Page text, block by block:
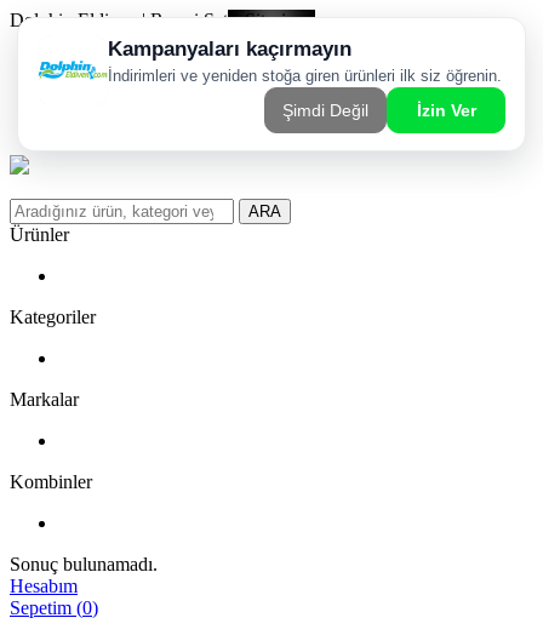
Dolphin Eldiven | Resmi Satış Sitesi
Kargom Nerede?
WhatsApp Sipariş Hattı
ARA
Ürünler
Kategoriler
Markalar
Kombinler
Sonuç bulunamadı.
Hesabım
Sepetim (0)